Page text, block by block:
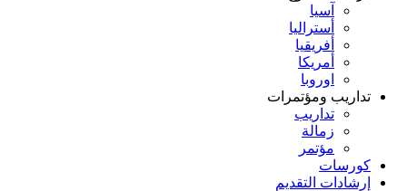
آسيا
أستراليا
أفريقيا
أمريكا
اوروبا
تداريب ومؤتمرات
تداريب
زمالة
مؤتمر
كورسات
إرشادات التقديم